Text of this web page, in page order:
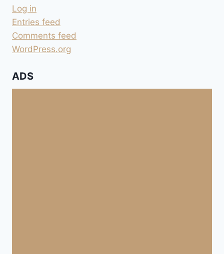
Log in
Entries feed
Comments feed
WordPress.org
ADS